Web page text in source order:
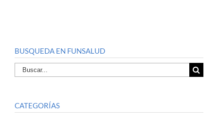
BUSQUEDA EN FUNSALUD
Buscar
por:
CATEGORÍAS